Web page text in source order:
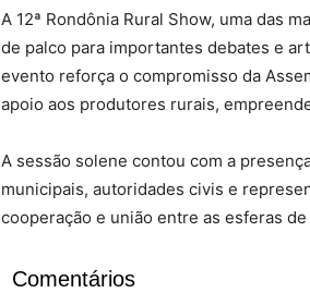
A 12ª Rondônia Rural Show, uma das
de palco para importantes debates e
evento reforça o compromisso da
apoio aos produtores rurais,
A sessão solene contou com a
municipais, autoridades civis e
cooperação e união entre as esferas
Comentários